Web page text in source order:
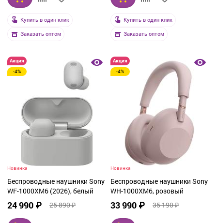
Купить в один клик
Заказать оптом
Купить в один клик
Заказать оптом
Акция
-4%
Новинка
Беспроводные наушники Sony
WF-1000XM6 (2026), белый
24 990 ₽ 25 890 ₽
Акция
-4%
Новинка
Беспроводные наушники Sony
WH-1000XM6, розовый
33 990 ₽ 35 190 ₽